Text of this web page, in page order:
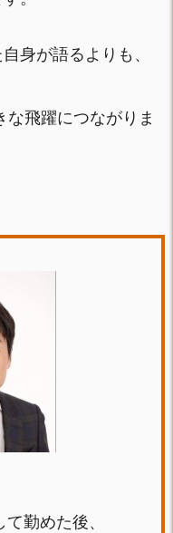
身が語るよりも、
な飛躍につながりま
勤めた後、